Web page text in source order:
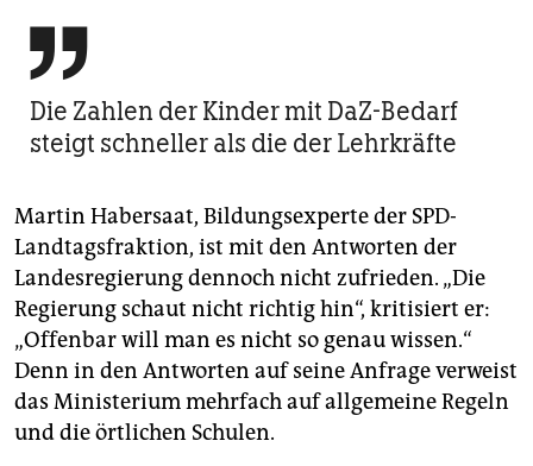

Die Zahlen der Kinder mit DaZ-Bedarf
steigt schneller als die der Lehrkräfte
Martin Habersaat, Bildungsexperte der SPD-
Landtagsfraktion, ist mit den Antworten der
Landesregierung dennoch nicht zufrieden. „Die
Regierung schaut nicht richtig hin“, kritisiert er:
„Offenbar will man es nicht so genau wissen.“
Denn in den Antworten auf seine Anfrage verweist
das Ministerium mehrfach auf allgemeine Regeln
und die örtlichen Schulen.